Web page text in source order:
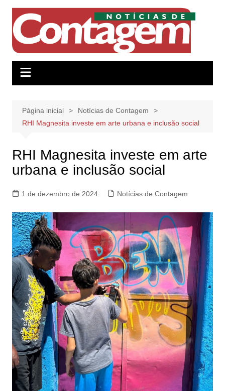
conteúdo
Página inicial
Notícias de Contagem
RHI Magnesita investe em arte urbana e inclusão social
RHI Magnesita investe em arte
urbana e inclusão social
1 de dezembro de 2024 Notícias de Contagem